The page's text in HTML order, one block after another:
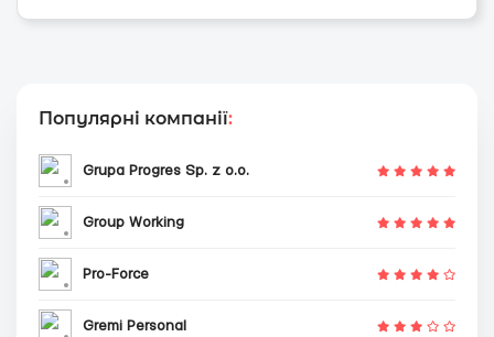
Популярні компанії:
Grupa Progres Sp. z o.o.
Group Working
Pro-Force
Gremi Personal